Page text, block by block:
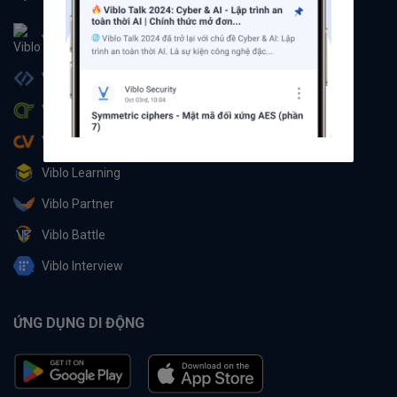
Viblo
Viblo Code
Viblo CTF
Viblo CV
Viblo Learning
Viblo Partner
Viblo Battle
Viblo Interview
ỨNG DỤNG DI ĐỘNG